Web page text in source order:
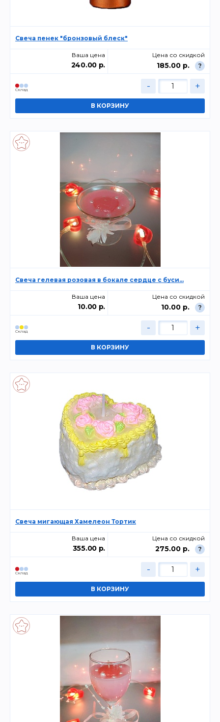
Свеча пенек "бронзовый блеск"
Ваша цена
240.00 р.
Цена со скидкой
185.00 р. ?
Склад - +
Свеча гелевая розовая в бокале сердце с буси...
Ваша цена
10.00 р.
Цена со скидкой
10.00 р. ?
Склад - +
Свеча мигающая Хамелеон Тортик
Ваша цена
355.00 р.
Цена со скидкой
275.00 р. ?
Склад - +